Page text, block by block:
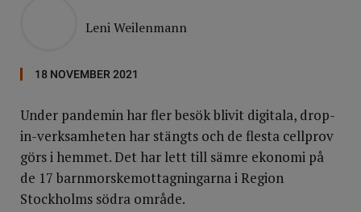
Leni Weilenmann
18 NOVEMBER 2021
Under pandemin har fler besök blivit digitala, drop-
in-verksamheten har stängts och de flesta cellprov
görs i hemmet. Det har lett till sämre ekonomi på
de 17 barnmorskemottagningarna i Region
Stockholms södra område.